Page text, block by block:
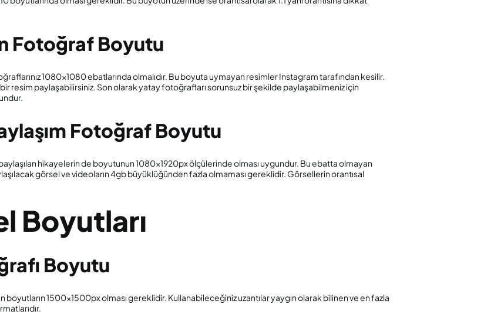
Fotoğraf Boyutu
1080×1080 ebatlarında olmalıdır. Bu boyuta uymayan resimler Instagram tarafından kesilir.
resim paylaşabilirsiniz. Son olarak yatay fotoğrafları sorunsuz bir şekilde paylaşabilmeniz için
Fotoğraf Boyutu
hikayelerin de boyutunun 1080x1920px ölçülerinde olması uygundur. Bu ebatta olmayan
görsel ve videoların 4gb büyüklüğünden fazla olmaması gereklidir. Görsellerin orantısal
Boyutları
Boyutu
boyutların 1500x1500px olması gereklidir. Kullanabileceğiniz uzantılar yaygın olarak bilinen ve en fazla